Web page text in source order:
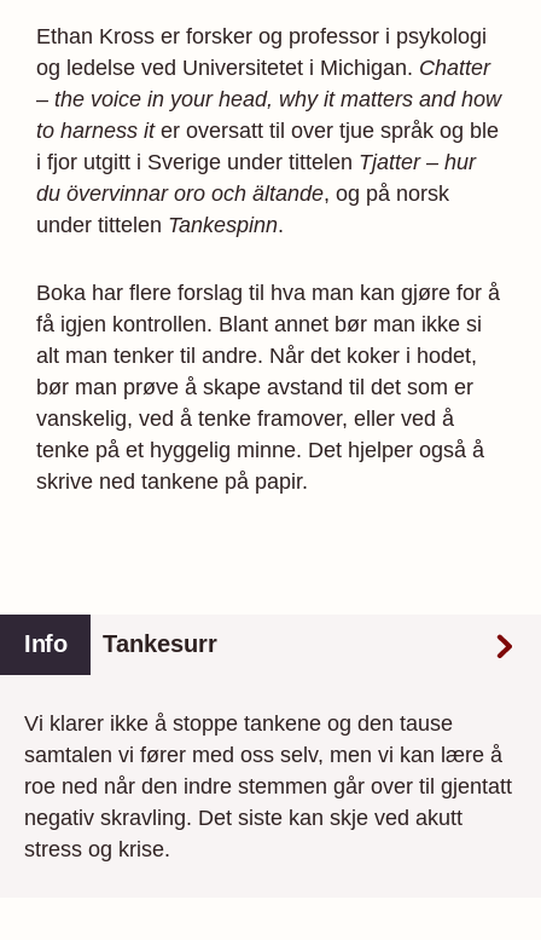
Ethan Kross er forsker og professor i psykologi
og ledelse ved Universitetet i Michigan. Chatter
– the voice in your head, why it matters and how
to harness iter oversatt til over tjue språk og ble
i fjor utgitt i Sverige under tittelen Tjatter – hur
du övervinnar oro och ältande, og på norsk
under tittelen Tankespinn.
Boka har flere forslag til hva man kan gjøre for å
få igjen kontrollen. Blant annet bør man ikke si
alt man tenker til andre. Når det koker i hodet,
bør man prøve å skape avstand til det som er
vanskelig, ved å tenke framover, eller ved å
tenke på et hyggelig minne. Det hjelper også å
skrive ned tankene på papir.
Info Tankesurr
Vi klarer ikke å stoppe tankene og den tause
samtalen vi fører med oss selv, men vi kan lære å
roe ned når den indre stemmen går over til gjentatt
negativ skravling. Det siste kan skje ved akutt
stress og krise.